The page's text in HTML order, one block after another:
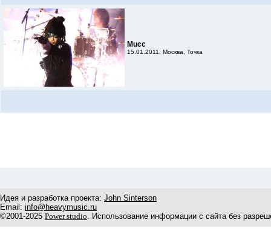
Mucc
15.01.2011, Москва, Точка
Идея и разработка проекта: John Sinterson
Email: info@heavymusic.ru
©2001-2025 Power studio. Использование информации с сайта без